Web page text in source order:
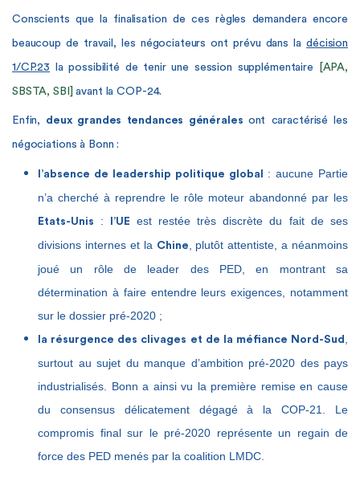
Conscients que la finalisation de ces règles demandera encore
beaucoup de travail, les négociateurs ont prévu dans ladécision
1/CP.23 la possibilité de tenir une session supplémentaire [APA,
SBSTA, SBI]avant la COP-24.
Enfin, deux grandes tendances générales ont caractérisé les
négociations à Bonn :
l’absence de leadership politique global : aucune Partie
n’a cherché à reprendre le rôle moteur abandonné par les
Etats-Unis : l’UE est restée très discrète du fait de ses
divisions internes et la Chine
, plutôt attentiste, a néanmoins
joué un rôle de leader des PED, en montrant sa
détermination à faire entendre leurs exigences, notamment
sur le dossier pré-2020 ;
la résurgence des clivages et de la méfiance Nord-Sud
surtout au sujet du manque d’ambition pré-2020 des pays
industrialisés. Bonn a ainsi vu la première remise en cause
du consensus délicatement dégagé à la COP-21. Le
compromis final sur le pré-2020 représente un regain de
force des PED menés par la coalition LMDC.